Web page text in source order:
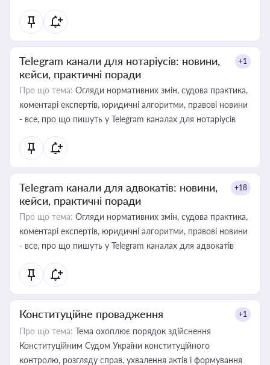
Telegram канали для нотаріусів: новини,
кейси, практичні поради
+1
Про що тема: Огляди нормативних змін, судова практика,
коментарі експертів, юридичні алгоритми, правові новини
- все, про що пишуть у Telegram каналах для нотаріусів
Telegram канали для адвокатів: новини,
кейси, практичні поради
+18
Про що тема: Огляди нормативних змін, судова практика,
коментарі експертів, юридичні алгоритми, правові новини
- все, про що пишуть у Telegram каналах для адвокатів
Конституційне провадження +1
Про що тема: Тема охоплює порядок здійснення
Конституційним Судом України конституційного
контролю, розгляду справ, ухвалення актів і формування